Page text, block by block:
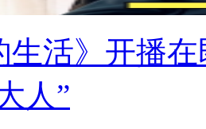
生活》开播
人”